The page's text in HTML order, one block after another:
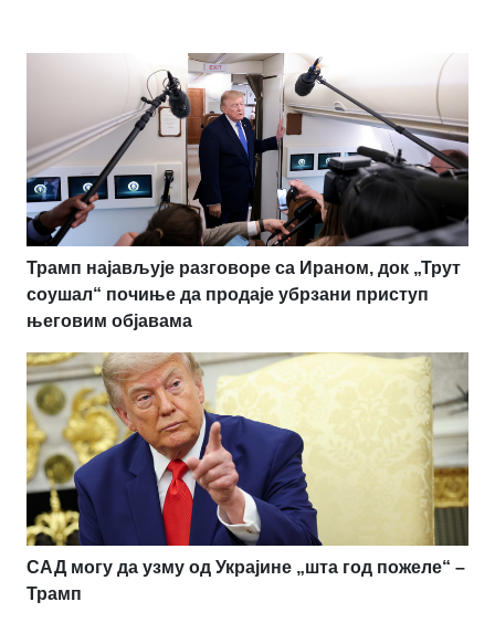
Трамп најављује разговоре са Ираном, док „Трут
соушал“ почиње да продаје убрзани приступ
његовим објавама
САД могу да узму од Украјине „шта год пожеле“ –
Трамп